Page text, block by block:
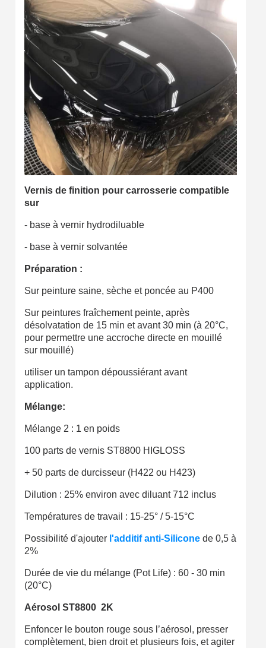
Vernis de finition pour carrosserie compatible
sur
- base à vernir hydrodiluable
- base à vernir solvantée
Préparation :
Sur peinture saine, sèche et poncée au P400
Sur peintures fraîchement peinte, après
désolvatation de 15 min et avant 30 min (à 20°C,
pour permettre une accroche directe en mouillé
sur mouillé)
utiliser un tampon dépoussiérant avant
application.
Mélange:
Mélange 2 : 1 en poids
100 parts de vernis ST8800 HIGLOSS
+ 50 parts de durcisseur (H422 ou H423)
Dilution : 25% environ avec diluant 712 inclus
Températures de travail : 15-25° / 5-15°C
Possibilité d'ajouter l'additif anti-Siliconede 0,5 à
2%
Durée de vie du mélange (Pot Life) : 60 - 30 min
(20°C)
Aérosol ST8800 2K
Enfoncer le bouton rouge sous l’aérosol, presser
complètement, bien droit et plusieurs fois, et agiter